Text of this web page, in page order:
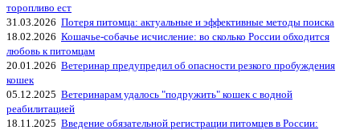
торопливо ест
31.03.2026 Потеря питомца: актуальные и эффективные методы поиска
18.02.2026 Кошачье-собачье исчисление: во сколько России обходится
любовь к питомцам
20.01.2026 Ветеринар предупредил об опасности резкого пробуждения
кошек
05.12.2025 Ветеринарам удалось "подружить" кошек с водной
реабилитацией
18.11.2025 Введение обязательной регистрации питомцев в России: